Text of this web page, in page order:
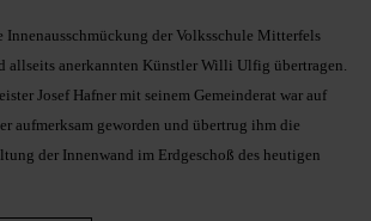
Innenausschmückung der Volksschule Mitterfels
allseits anerkannten Künstler Willi Ulfig übertragen.
Josef Hafner mit seinem Gemeinderat war auf
aufmerksam geworden und übertrug ihm die
der Innenwand im Erdgeschoß des heutigen